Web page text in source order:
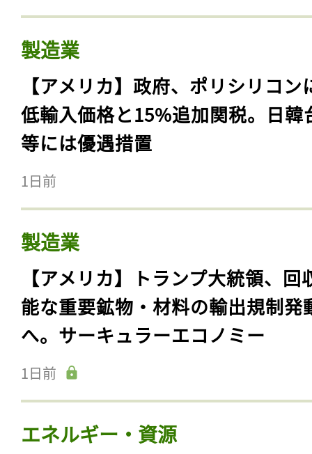
製造業
【アメリカ】政府、ポリシリコン
低輸入価格と15%追加関税。日韓
等には優遇措置
1日前
製造業
【アメリカ】トランプ大統領、回
能な重要鉱物・材料の輸出規制発
へ。サーキュラーエコノミー
1日前
エネルギー・資源